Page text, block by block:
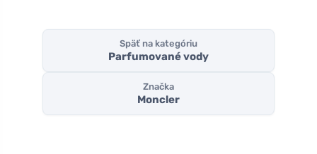
Späť na kategóriu
Parfumované vody
Značka
Moncler